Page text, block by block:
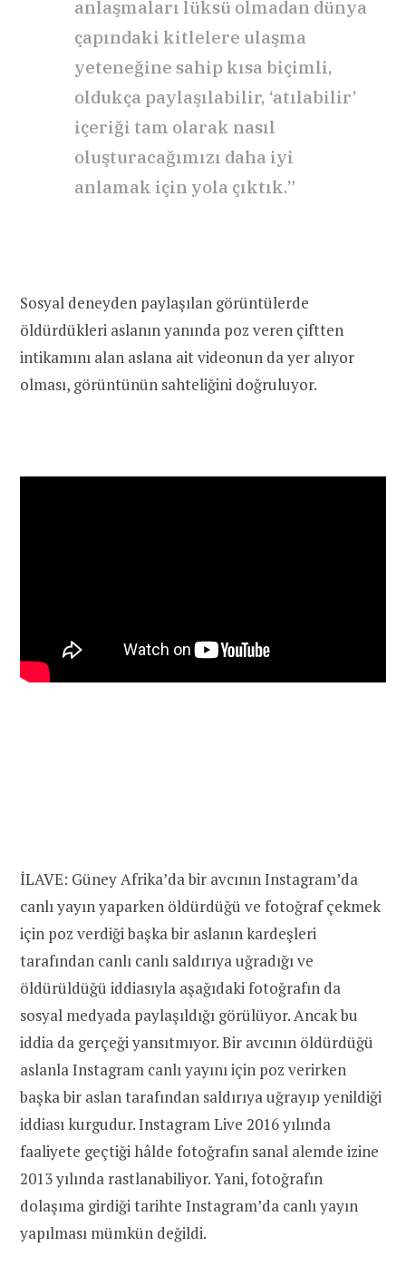
anlaşmaları lüksü olmadan dünya
çapındaki kitlelere ulaşma
yeteneğine sahip kısa biçimli,
oldukça paylaşılabilir, ‘atılabilir’
içeriği tam olarak nasıl
oluşturacağımızı daha iyi
anlamak için yola çıktık.”
Sosyal deneyden paylaşılan görüntülerde
öldürdükleri aslanın yanında poz veren çiftten
intikamını alan aslana ait videonun da yer alıyor
olması, görüntünün sahteliğini doğruluyor.
İLAVE: Güney Afrika’da bir avcının Instagram’da
canlı yayın yaparken öldürdüğü ve fotoğraf çekmek
için poz verdiği başka bir aslanın kardeşleri
tarafından canlı canlı saldırıya uğradığı ve
öldürüldüğü iddiasıyla aşağıdaki fotoğrafın da
sosyal medyada paylaşıldığı görülüyor. Ancak bu
iddia da gerçeği yansıtmıyor. Bir avcının öldürdüğü
aslanla Instagram canlı yayını için poz verirken
başka bir aslan tarafından saldırıya uğrayıp yenildiği
iddiası kurgudur. Instagram Live 2016 yılında
faaliyete geçtiği hâlde fotoğrafın sanal alemde izine
2013 yılında rastlanabiliyor. Yani, fotoğrafın
dolaşıma girdiği tarihte Instagram’da canlı yayın
yapılması mümkün değildi.